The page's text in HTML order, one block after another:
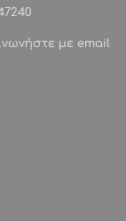
με email